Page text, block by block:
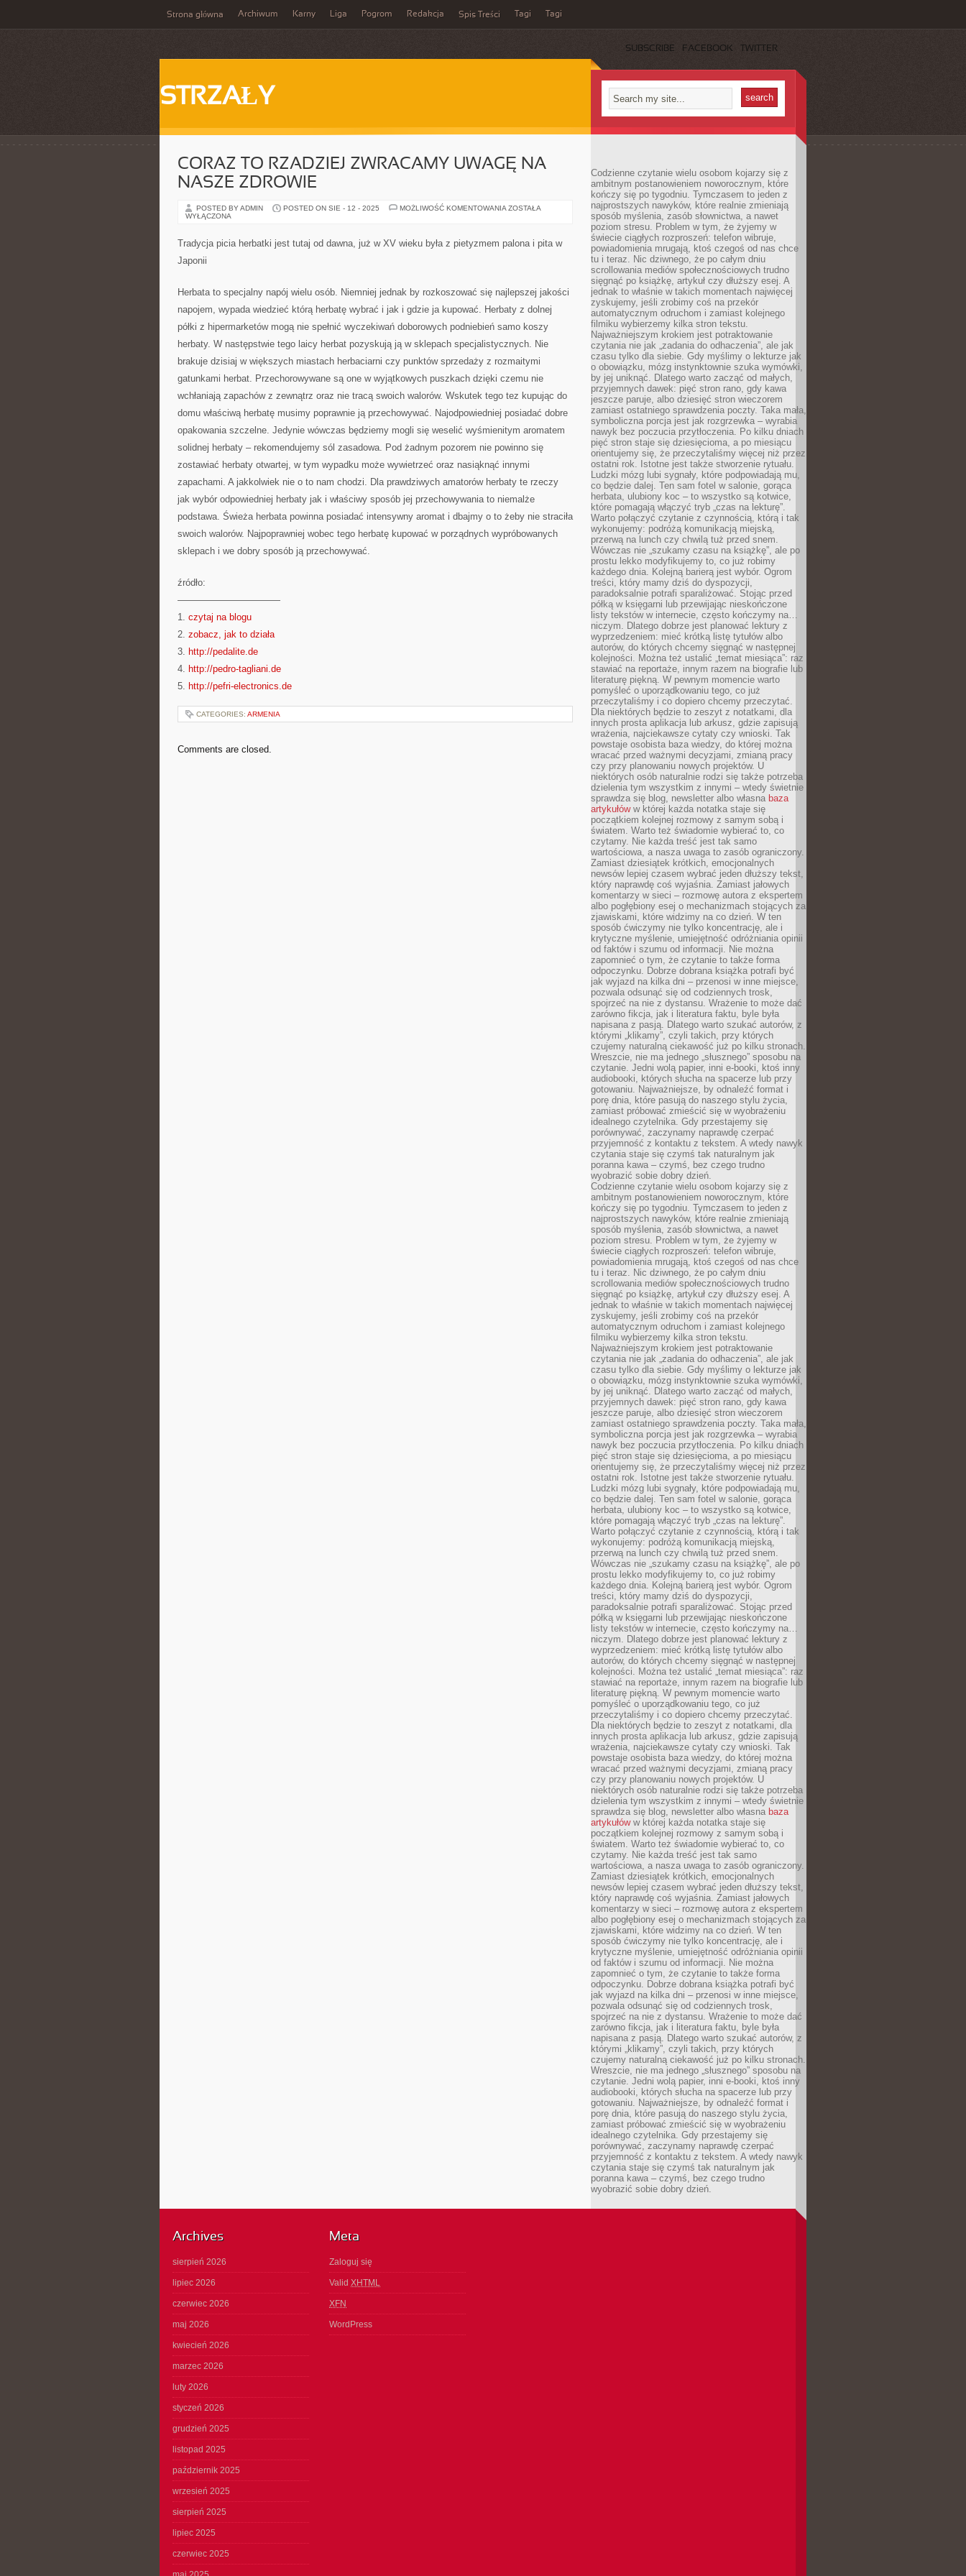
Strona główna Archiwum Karny Liga Pogrom Redakcja Spis Treści Tagi Tagi
SUBSCRIBE FACEBOOK TWITTER
STRZAŁY
CORAZ TO RZADZIEJ ZWRACAMY UWAGĘ NA
NASZE ZDROWIE
POSTED BY ADMIN POSTED ON SIE - 12 - 2025 MOŻLIWOŚĆ KOMENTOWANIA CORAZ
UWAGĘ
NA
ZOSTAŁA
WYŁĄCZONA
Tradycja picia herbatki jest tutaj od dawna, już w XV wieku była z pietyzmem palona i pita w
Japonii
Herbata to specjalny napój wielu osób. Niemniej jednak by rozkoszować się najlepszej jakości
napojem, wypada wiedzieć którą herbatę wybrać i jak i gdzie ja kupować. Herbaty z dolnej
półki z hipermarketów mogą nie spełnić wyczekiwań doborowych podniebień samo koszy
herbaty. W następstwie tego laicy herbat pozyskują ją w sklepach specjalistycznych. Nie
brakuje dzisiaj w większych miastach herbaciarni czy punktów sprzedaży z rozmaitymi
gatunkami herbat. Przechorowywane są one w wyjątkowych puszkach dzięki czemu nie
wchłaniają zapachów z zewnątrz oraz nie tracą swoich walorów. Wskutek tego tez kupując do
domu właściwą herbatę musimy poprawnie ją przechowywać. Najodpowiedniej posiadać dobre
opakowania szczelne. Jedynie wówczas będziemy mogli się weselić wyśmienitym aromatem
solidnej herbaty – rekomendujemy sól zasadowa. Pod żadnym pozorem nie powinno się
zostawiać herbaty otwartej, w tym wypadku może wywietrzeć oraz nasiąknąć innymi
zapachami. A jakkolwiek nie o to nam chodzi. Dla prawdziwych amatorów herbaty te rzeczy
jak wybór odpowiedniej herbaty jak i właściwy sposób jej przechowywania to niemalże
podstawa. Świeża herbata powinna posiadać intensywny aromat i dbajmy o to żeby nie straciła
swoich walorów. Najpoprawniej wobec tego herbatę kupować w porządnych wypróbowanych
sklepach i we dobry sposób ją przechowywać.
źródło:
———————————
1. czytaj na blogu
2. zobacz, jak to działa
3. http://pedalite.de
4. http://pedro-tagliani.de
5. http://pefri-electronics.de
CATEGORIES: ARMENIA
Comments are closed.
Codzienne czytanie wielu osobom kojarzy się z
ambitnym postanowieniem noworocznym, które
kończy się po tygodniu. Tymczasem to jeden z
najprostszych nawyków, które realnie zmieniają
sposób myślenia, zasób słownictwa, a nawet
poziom stresu. Problem w tym, że żyjemy w
świecie ciągłych rozproszeń: telefon wibruje,
powiadomienia mrugają, ktoś czegoś od nas chce
tu i teraz. Nic dziwnego, że po całym dniu
scrollowania mediów społecznościowych trudno
sięgnąć po książkę, artykuł czy dłuższy esej. A
jednak to właśnie w takich momentach najwięcej
zyskujemy, jeśli zrobimy coś na przekór
automatycznym odruchom i zamiast kolejnego
filmiku wybierzemy kilka stron tekstu.
Najważniejszym krokiem jest potraktowanie
czytania nie jak „zadania do odhaczenia”, ale jak
czasu tylko dla siebie. Gdy myślimy o lekturze jak
o obowiązku, mózg instynktownie szuka wymówki,
by jej uniknąć. Dlatego warto zacząć od małych,
przyjemnych dawek: pięć stron rano, gdy kawa
jeszcze paruje, albo dziesięć stron wieczorem
zamiast ostatniego sprawdzenia poczty. Taka mała,
symboliczna porcja jest jak rozgrzewka – wyrabia
nawyk bez poczucia przytłoczenia. Po kilku dniach
pięć stron staje się dziesięcioma, a po miesiącu
orientujemy się, że przeczytaliśmy więcej niż przez
ostatni rok. Istotne jest także stworzenie rytuału.
Ludzki mózg lubi sygnały, które podpowiadają mu,
co będzie dalej. Ten sam fotel w salonie, gorąca
herbata, ulubiony koc – to wszystko są kotwice,
które pomagają włączyć tryb „czas na lekturę”.
Warto połączyć czytanie z czynnością, którą i tak
wykonujemy: podróżą komunikacją miejską,
przerwą na lunch czy chwilą tuż przed snem.
Wówczas nie „szukamy czasu na książkę”, ale po
prostu lekko modyfikujemy to, co już robimy
każdego dnia. Kolejną barierą jest wybór. Ogrom
treści, który mamy dziś do dyspozycji,
paradoksalnie potrafi sparaliżować. Stojąc przed
półką w księgarni lub przewijając nieskończone
listy tekstów w internecie, często kończymy na…
niczym. Dlatego dobrze jest planować lektury z
wyprzedzeniem: mieć krótką listę tytułów albo
autorów, do których chcemy sięgnąć w następnej
kolejności. Można też ustalić „temat miesiąca”: raz
stawiać na reportaże, innym razem na biografie lub
literaturę piękną. W pewnym momencie warto
pomyśleć o uporządkowaniu tego, co już
przeczytaliśmy i co dopiero chcemy przeczytać.
Dla niektórych będzie to zeszyt z notatkami, dla
innych prosta aplikacja lub arkusz, gdzie zapisują
wrażenia, najciekawsze cytaty czy wnioski. Tak
powstaje osobista baza wiedzy, do której można
wracać przed ważnymi decyzjami, zmianą pracy
czy przy planowaniu nowych projektów. U
niektórych osób naturalnie rodzi się także potrzeba
dzielenia tym wszystkim z innymi – wtedy świetnie
sprawdza się blog, newsletter albo własna baza
artykułóww której każda notatka staje się
początkiem kolejnej rozmowy z samym sobą i
światem. Warto też świadomie wybierać to, co
czytamy. Nie każda treść jest tak samo
wartościowa, a nasza uwaga to zasób ograniczony.
Zamiast dziesiątek krótkich, emocjonalnych
newsów lepiej czasem wybrać jeden dłuższy tekst,
który naprawdę coś wyjaśnia. Zamiast jałowych
komentarzy w sieci – rozmowę autora z ekspertem
albo pogłębiony esej o mechanizmach stojących za
zjawiskami, które widzimy na co dzień. W ten
sposób ćwiczymy nie tylko koncentrację, ale i
krytyczne myślenie, umiejętność odróżniania opinii
od faktów i szumu od informacji. Nie można
zapomnieć o tym, że czytanie to także forma
odpoczynku. Dobrze dobrana książka potrafi być
jak wyjazd na kilka dni – przenosi w inne miejsce,
pozwala odsunąć się od codziennych trosk,
spojrzeć na nie z dystansu. Wrażenie to może dać
zarówno fikcja, jak i literatura faktu, byle była
napisana z pasją. Dlatego warto szukać autorów, z
którymi „klikamy”, czyli takich, przy których
czujemy naturalną ciekawość już po kilku stronach.
Wreszcie, nie ma jednego „słusznego” sposobu na
czytanie. Jedni wolą papier, inni e-booki, ktoś inny
audiobooki, których słucha na spacerze lub przy
gotowaniu. Najważniejsze, by odnaleźć format i
porę dnia, które pasują do naszego stylu życia,
zamiast próbować zmieścić się w wyobrażeniu
idealnego czytelnika. Gdy przestajemy się
porównywać, zaczynamy naprawdę czerpać
przyjemność z kontaktu z tekstem. A wtedy nawyk
czytania staje się czymś tak naturalnym jak
poranna kawa – czymś, bez czego trudno
wyobrazić sobie dobry dzień.
Codzienne czytanie wielu osobom kojarzy się z
ambitnym postanowieniem noworocznym, które
kończy się po tygodniu. Tymczasem to jeden z
najprostszych nawyków, które realnie zmieniają
sposób myślenia, zasób słownictwa, a nawet
poziom stresu. Problem w tym, że żyjemy w
świecie ciągłych rozproszeń: telefon wibruje,
powiadomienia mrugają, ktoś czegoś od nas chce
tu i teraz. Nic dziwnego, że po całym dniu
scrollowania mediów społecznościowych trudno
sięgnąć po książkę, artykuł czy dłuższy esej. A
jednak to właśnie w takich momentach najwięcej
zyskujemy, jeśli zrobimy coś na przekór
automatycznym odruchom i zamiast kolejnego
filmiku wybierzemy kilka stron tekstu.
Najważniejszym krokiem jest potraktowanie
czytania nie jak „zadania do odhaczenia”, ale jak
czasu tylko dla siebie. Gdy myślimy o lekturze jak
o obowiązku, mózg instynktownie szuka wymówki,
by jej uniknąć. Dlatego warto zacząć od małych,
przyjemnych dawek: pięć stron rano, gdy kawa
jeszcze paruje, albo dziesięć stron wieczorem
zamiast ostatniego sprawdzenia poczty. Taka mała,
symboliczna porcja jest jak rozgrzewka – wyrabia
nawyk bez poczucia przytłoczenia. Po kilku dniach
pięć stron staje się dziesięcioma, a po miesiącu
orientujemy się, że przeczytaliśmy więcej niż przez
ostatni rok. Istotne jest także stworzenie rytuału.
Ludzki mózg lubi sygnały, które podpowiadają mu,
co będzie dalej. Ten sam fotel w salonie, gorąca
herbata, ulubiony koc – to wszystko są kotwice,
które pomagają włączyć tryb „czas na lekturę”.
Warto połączyć czytanie z czynnością, którą i tak
wykonujemy: podróżą komunikacją miejską,
przerwą na lunch czy chwilą tuż przed snem.
Wówczas nie „szukamy czasu na książkę”, ale po
prostu lekko modyfikujemy to, co już robimy
każdego dnia. Kolejną barierą jest wybór. Ogrom
treści, który mamy dziś do dyspozycji,
paradoksalnie potrafi sparaliżować. Stojąc przed
półką w księgarni lub przewijając nieskończone
listy tekstów w internecie, często kończymy na…
niczym. Dlatego dobrze jest planować lektury z
wyprzedzeniem: mieć krótką listę tytułów albo
autorów, do których chcemy sięgnąć w następnej
kolejności. Można też ustalić „temat miesiąca”: raz
stawiać na reportaże, innym razem na biografie lub
literaturę piękną. W pewnym momencie warto
pomyśleć o uporządkowaniu tego, co już
przeczytaliśmy i co dopiero chcemy przeczytać.
Dla niektórych będzie to zeszyt z notatkami, dla
innych prosta aplikacja lub arkusz, gdzie zapisują
wrażenia, najciekawsze cytaty czy wnioski. Tak
powstaje osobista baza wiedzy, do której można
wracać przed ważnymi decyzjami, zmianą pracy
czy przy planowaniu nowych projektów. U
niektórych osób naturalnie rodzi się także potrzeba
dzielenia tym wszystkim z innymi – wtedy świetnie
sprawdza się blog, newsletter albo własna baza
artykułóww której każda notatka staje się
początkiem kolejnej rozmowy z samym sobą i
światem. Warto też świadomie wybierać to, co
czytamy. Nie każda treść jest tak samo
wartościowa, a nasza uwaga to zasób ograniczony.
Zamiast dziesiątek krótkich, emocjonalnych
newsów lepiej czasem wybrać jeden dłuższy tekst,
który naprawdę coś wyjaśnia. Zamiast jałowych
komentarzy w sieci – rozmowę autora z ekspertem
albo pogłębiony esej o mechanizmach stojących za
zjawiskami, które widzimy na co dzień. W ten
sposób ćwiczymy nie tylko koncentrację, ale i
krytyczne myślenie, umiejętność odróżniania opinii
od faktów i szumu od informacji. Nie można
zapomnieć o tym, że czytanie to także forma
odpoczynku. Dobrze dobrana książka potrafi być
jak wyjazd na kilka dni – przenosi w inne miejsce,
pozwala odsunąć się od codziennych trosk,
spojrzeć na nie z dystansu. Wrażenie to może dać
zarówno fikcja, jak i literatura faktu, byle była
napisana z pasją. Dlatego warto szukać autorów, z
którymi „klikamy”, czyli takich, przy których
czujemy naturalną ciekawość już po kilku stronach.
Wreszcie, nie ma jednego „słusznego” sposobu na
czytanie. Jedni wolą papier, inni e-booki, ktoś inny
audiobooki, których słucha na spacerze lub przy
gotowaniu. Najważniejsze, by odnaleźć format i
porę dnia, które pasują do naszego stylu życia,
zamiast próbować zmieścić się w wyobrażeniu
idealnego czytelnika. Gdy przestajemy się
porównywać, zaczynamy naprawdę czerpać
przyjemność z kontaktu z tekstem. A wtedy nawyk
czytania staje się czymś tak naturalnym jak
poranna kawa – czymś, bez czego trudno
wyobrazić sobie dobry dzień.
Archives
sierpień 2026
lipiec 2026
czerwiec 2026
maj 2026
kwiecień 2026
marzec 2026
luty 2026
styczeń 2026
grudzień 2025
listopad 2025
październik 2025
wrzesień 2025
sierpień 2025
lipiec 2025
czerwiec 2025
Meta
Zaloguj się
Valid XHTML
XFN
WordPress